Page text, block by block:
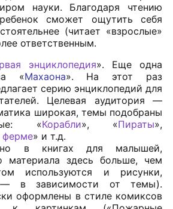
науки. Благодаря чтению
сможет ощутить себя
(читает «взрослые»
ответственным.
энциклопедия». Еще одна
«Махаона». На этот раз
серию энциклопедий для
Целевая аудитория —
широкая, темы подобраны
«Корабли», «Пираты»,
ферме» и т.д.
в книгах для малышей,
материала здесь больше, чем
используются и рисунки,
в зависимости от темы).
оформлены в стиле комиксов